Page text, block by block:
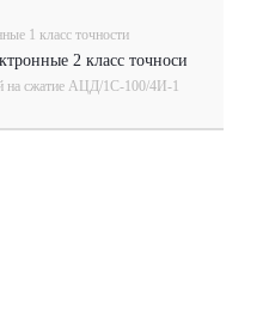
1 класс точности
2 класс точноси
на сжатие АЦД/1С-100/4И-1